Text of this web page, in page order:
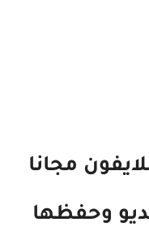
مجانا
وحفظها